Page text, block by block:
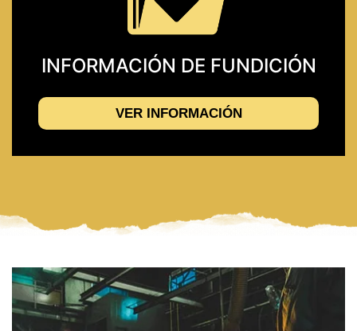
INFORMACIÓN DE FUNDICIÓN
VER INFORMACIÓN